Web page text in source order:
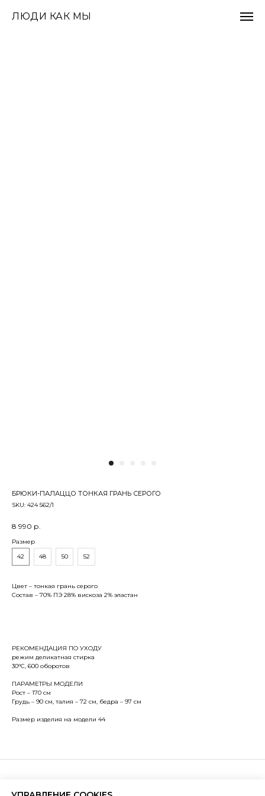
ЛЮДИ КАК МЫ
БРЮКИ-ПАЛАЦЦО ТОНКАЯ ГРАНЬ СЕРОГО
SKU: 424 562/1
8 990 р.
Размер
42
48 50 52
Цвет – тонкая грань серого
Состав – 70% ПЭ 28% вискоза 2% эластан
РЕКОМЕНДАЦИЯ ПО УХОДУ
режим деликатная стирка
30°С, 600 оборотов
ПАРАМЕТРЫ МОДЕЛИ
Рост – 170 см
Грудь – 90 см, талия – 72 см, бедра – 97 см
Размер изделия на модели 44
БЫТЬ ТЕМ, КТО ТЫ ЕСТЬ.